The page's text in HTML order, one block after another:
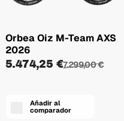
Orbea Oiz M-Team AXS
2026
5.474,25 €7.299,00 €
Añadir al
comparador